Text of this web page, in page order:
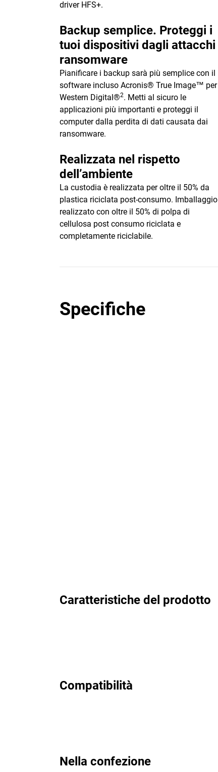
driver HFS+.
Backup semplice. Proteggi i
tuoi dispositivi dagli attacchi
ransomware
Pianificare i backup sarà più semplice con il
software incluso Acronis® True Image™ per
Western Digital®2. Metti al sicuro le
applicazioni più importanti e proteggi il
computer dalla perdita di dati causata dai
ransomware.
Realizzata nel rispetto
dell’ambiente
La custodia è realizzata per oltre il 50% da
plastica riciclata post-consumo. Imballaggio
realizzato con oltre il 50% di polpa di
cellulosa post consumo riciclata e
completamente riciclabile.
Specifiche
Caratteristiche del prodotto
Compatibilità
Nella confezione